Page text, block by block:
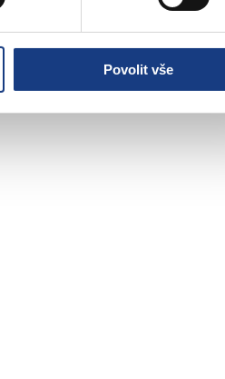
Povolit vše